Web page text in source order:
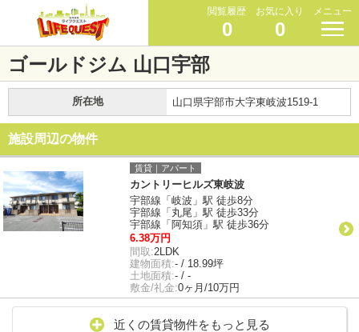
閲覧履歴
0
お気に入り
0
メニュー
ゴールドジム 山口宇部
所在地 山口県宇部市大字東岐波1519-1
施設周辺の物件
賃貸｜アパート
カントリーヒルズ東岐波
宇部線「岐波」駅 徒歩8分
宇部線「丸尾」駅 徒歩33分
宇部線「阿知須」駅 徒歩36分
6.38万円
間取:2LDK
建物面積:- / 18.99坪
土地面積:- / -
敷金/礼金:0ヶ月/10万円
近くの賃貸物件をもっと見る